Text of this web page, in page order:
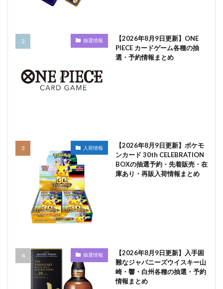
抽選情報
【2026年8月9日更新】ONE
PIECE カードゲーム各種の抽
選・予約情報まとめ
入荷情報
【2026年8月9日更新】ポケモ
ンカード 30th CELEBRATION
BOXの抽選予約・先着販売・在
庫あり・再販入荷情報まとめ
抽選情報
【2026年8月9日更新】入手困
難なジャパニーズウイスキー山
崎・響・白州各種の抽選・予約
情報まとめ